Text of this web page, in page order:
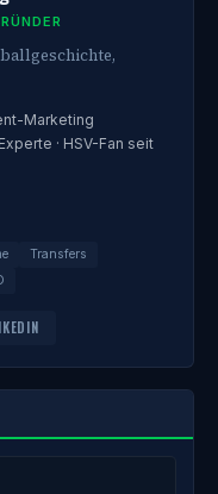
Marketing
· HSV-Fan seit
Transfers